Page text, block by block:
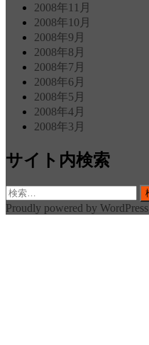
2008年11月
2008年10月
2008年9月
2008年8月
2008年7月
2008年6月
2008年5月
2008年4月
2008年3月
サイト内検索
検
索:
Proudly powered by WordPress